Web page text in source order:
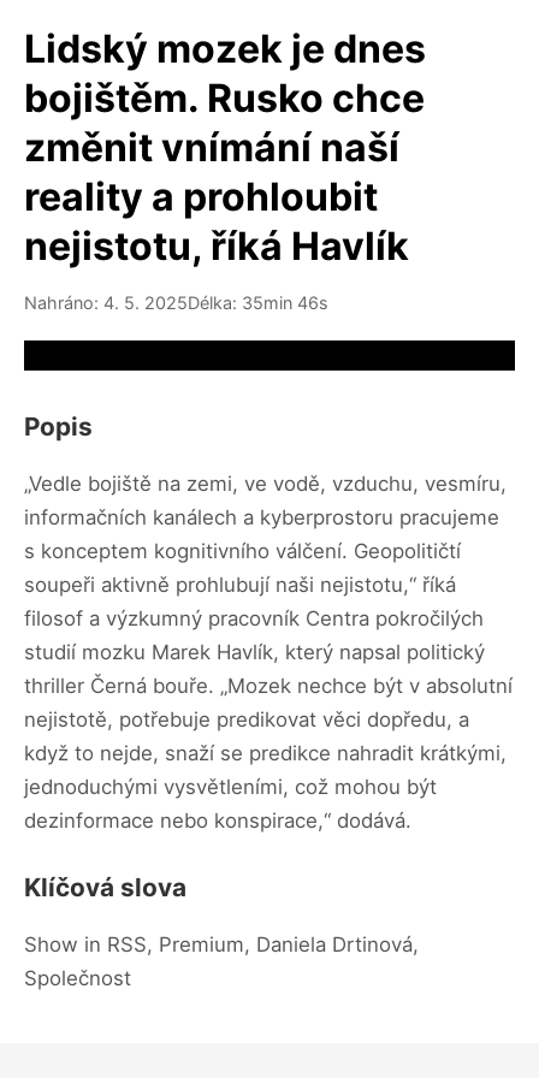
Lidský mozek je dnes
bojištěm. Rusko chce
změnit vnímání naší
reality a prohloubit
nejistotu, říká Havlík
Nahráno: 4. 5. 2025Délka: 35min 46s
Popis
„Vedle bojiště na zemi, ve vodě, vzduchu, vesmíru,
informačních kanálech a kyberprostoru pracujeme
s konceptem kognitivního válčení. Geopolitičtí
soupeři aktivně prohlubují naši nejistotu,“ říká
filosof a výzkumný pracovník Centra pokročilých
studií mozku Marek Havlík, který napsal politický
thriller Černá bouře. „Mozek nechce být v absolutní
nejistotě, potřebuje predikovat věci dopředu, a
když to nejde, snaží se predikce nahradit krátkými,
jednoduchými vysvětleními, což mohou být
dezinformace nebo konspirace,“ dodává.
Klíčová slova
Show in RSS, Premium, Daniela Drtinová,
Společnost